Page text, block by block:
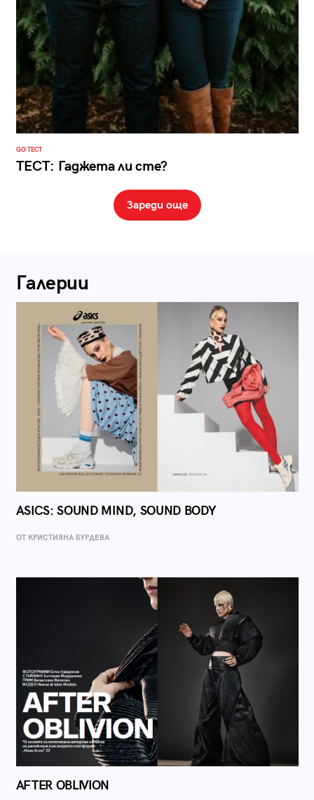
GO ТЕСТ
ТЕСТ: Гаджета ли сте?
Зареди още
Галерии
ASICS: SOUND MIND, SOUND BODY
ОТ КРИСТИЯНА БУРДЕВА
AFTER OBLIVION